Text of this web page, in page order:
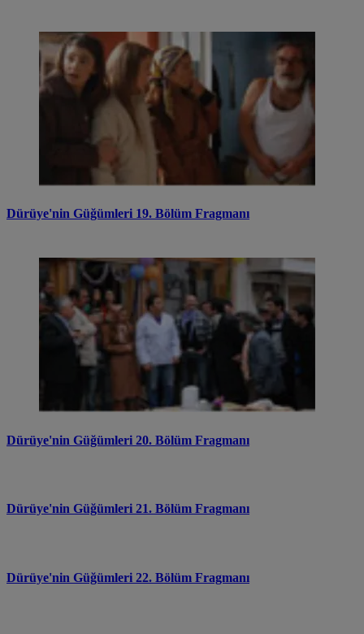
Dürüye'nin Güğümleri 19. Bölüm Fragmanı
Dürüye'nin Güğümleri 20. Bölüm Fragmanı
Dürüye'nin Güğümleri 21. Bölüm Fragmanı
Dürüye'nin Güğümleri 22. Bölüm Fragmanı